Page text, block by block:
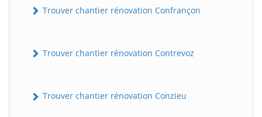
Trouver chantier rénovation Confrançon
Trouver chantier rénovation Contrevoz
Trouver chantier rénovation Conzieu
Assistant en ligne